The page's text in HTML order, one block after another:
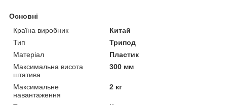
Основні
Країна виробник
Китай
Тип
Трипод
Матеріал
Пластик
Максимальна висота
штатива
300 мм
Максимальне
навантаження
2 кг